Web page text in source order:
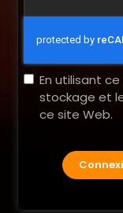
En utilisant
stockage et
ce site Web.